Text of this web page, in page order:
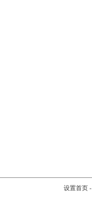
设置首页-